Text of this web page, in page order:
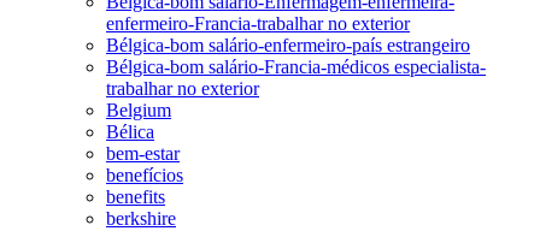
enfermeiro-Francia-trabalhar no exterior
Bélgica-bom salário-enfermeiro-país estrangeiro
Bélgica-bom salário-Francia-médicos especialista-
trabalhar no exterior
Belgium
Bélica
bem-estar
benefícios
benefits
berkshire